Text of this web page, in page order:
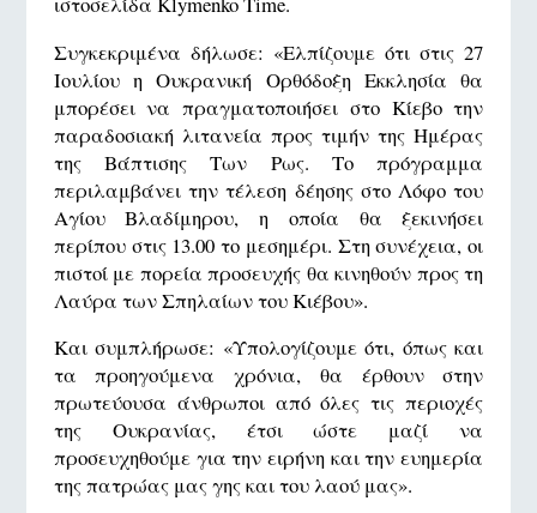
Συγκεκριμένα δήλωσε: «Ελπίζουμε ότι στις 27
Ιουλίου η Ουκρανική Ορθόδοξη Εκκλησία θα
μπορέσει να πραγματοποιήσει στο Κίεβο την
παραδοσιακή λιτανεία προς τιμήν της Ημέρας
της Βάπτισης Των Ρως. Το πρόγραμμα
περιλαμβάνει την τέλεση δέησης στο Λόφο του
Αγίου Βλαδίμηρου, η οποία θα ξεκινήσει
περίπου στις 13.00 το μεσημέρι. Στη συνέχεια, οι
πιστοί με πορεία προσευχής θα κινηθούν προς τη
Λαύρα των Σπηλαίων του Κιέβου».
Και συμπλήρωσε: «Υπολογίζουμε ότι, όπως και
τα προηγούμενα χρόνια, θα έρθουν στην
πρωτεύουσα άνθρωποι από όλες τις περιοχές
της Ουκρανίας, έτσι ώστε μαζί να
προσευχηθούμε για την ειρήνη και την ευημερία
της πατρώας μας γης και του λαού μας».